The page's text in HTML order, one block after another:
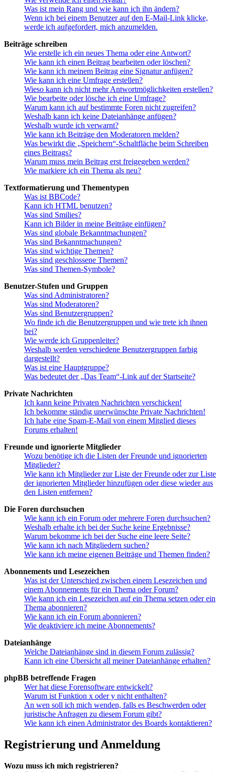
Was ist mein Rang und wie kann ich ihn ändern?
Wenn ich bei einem Benutzer auf den E-Mail-Link klicke,
werde ich aufgefordert, mich anzumelden.
Beiträge schreiben
Wie erstelle ich ein neues Thema oder eine Antwort?
Wie kann ich einen Beitrag bearbeiten oder löschen?
Wie kann ich meinem Beitrag eine Signatur anfügen?
Wie kann ich eine Umfrage erstellen?
Wieso kann ich nicht mehr Antwortmöglichkeiten erstellen?
Wie bearbeite oder lösche ich eine Umfrage?
Warum kann ich auf bestimmte Foren nicht zugreifen?
Weshalb kann ich keine Dateianhänge anfügen?
Weshalb wurde ich verwarnt?
Wie kann ich Beiträge den Moderatoren melden?
Was bewirkt die „Speichern“-Schaltfläche beim Schreiben
eines Beitrags?
Warum muss mein Beitrag erst freigegeben werden?
Wie markiere ich ein Thema als neu?
Textformatierung und Thementypen
Was ist BBCode?
Kann ich HTML benutzen?
Was sind Smilies?
Kann ich Bilder in meine Beiträge einfügen?
Was sind globale Bekanntmachungen?
Was sind Bekanntmachungen?
Was sind wichtige Themen?
Was sind geschlossene Themen?
Was sind Themen-Symbole?
Benutzer-Stufen und Gruppen
Was sind Administratoren?
Was sind Moderatoren?
Was sind Benutzergruppen?
Wo finde ich die Benutzergruppen und wie trete ich ihnen
bei?
Wie werde ich Gruppenleiter?
Weshalb werden verschiedene Benutzergruppen farbig
dargestellt?
Was ist eine Hauptgruppe?
Was bedeutet der „Das Team“-Link auf der Startseite?
Private Nachrichten
Ich kann keine Privaten Nachrichten verschicken!
Ich bekomme ständig unerwünschte Private Nachrichten!
Ich habe eine Spam-E-Mail von einem Mitglied dieses
Forums erhalten!
Freunde und ignorierte Mitglieder
Wozu benötige ich die Listen der Freunde und ignorierten
Mitglieder?
Wie kann ich Mitglieder zur Liste der Freunde oder zur Liste
der ignorierten Mitglieder hinzufügen oder diese wieder aus
den Listen entfernen?
Die Foren durchsuchen
Wie kann ich ein Forum oder mehrere Foren durchsuchen?
Weshalb erhalte ich bei der Suche keine Ergebnisse?
Warum bekomme ich bei der Suche eine leere Seite?
Wie kann ich nach Mitgliedern suchen?
Wie kann ich meine eigenen Beiträge und Themen finden?
Abonnements und Lesezeichen
Was ist der Unterschied zwischen einem Lesezeichen und
einem Abonnements für ein Thema oder Forum?
Wie kann ich ein Lesezeichen auf ein Thema setzen oder ein
Thema abonnieren?
Wie kann ich ein Forum abonnieren?
Wie deaktiviere ich meine Abonnements?
Dateianhänge
Welche Dateianhänge sind in diesem Forum zulässig?
Kann ich eine Übersicht all meiner Dateianhänge erhalten?
phpBB betreffende Fragen
Wer hat diese Forensoftware entwickelt?
Warum ist Funktion x oder y nicht enthalten?
An wen soll ich mich wenden, falls es Beschwerden oder
juristische Anfragen zu diesem Forum gibt?
Wie kann ich einen Administrator des Boards kontaktieren?
Registrierung und Anmeldung
Wozu muss ich mich registrieren?